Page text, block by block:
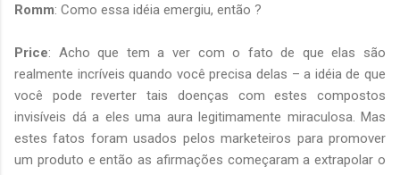
Romm: Como essa idéia emergiu, então ?
Price: Acho que tem a ver com o fato de que elas são
realmente incríveis quando você precisa delas – a idéia de que
você pode reverter tais doenças com estes compostos
invisíveis dá a eles uma aura legitimamente miraculosa. Mas
estes fatos foram usados pelos marketeiros para promover
um produto e então as afirmações começaram a extrapolar o